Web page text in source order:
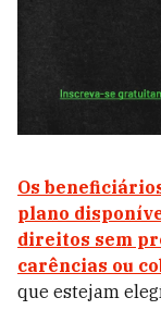
Os
plano
direitos sem
carências ou
que estejam